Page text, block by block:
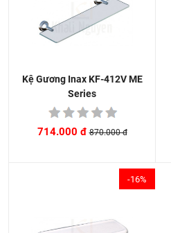
Kệ Gương Inax KF-412V ME
Series
714.000 đ 870.000 đ
-16%